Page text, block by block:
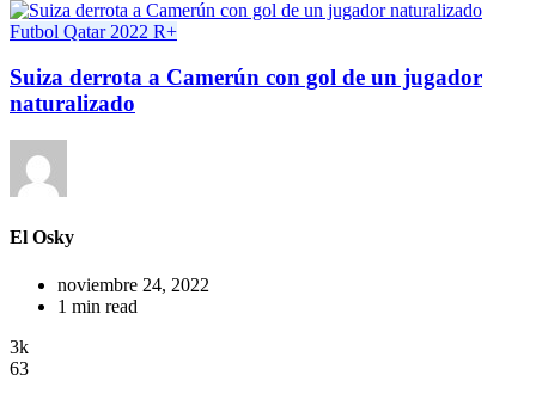
Futbol Qatar 2022 R+
Suiza derrota a Camerún con gol de un jugador
naturalizado
El Osky
noviembre 24, 2022
1 min read
3k
63